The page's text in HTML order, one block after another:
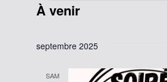
À venir
date.
septembre 2025
SAM